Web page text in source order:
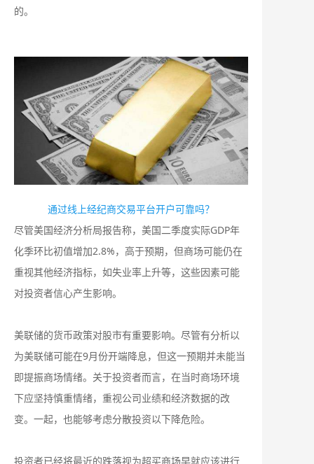
的。
通过线上经纪商交易平台开户可靠吗？
尽管美国经济分析局报告称，美国二季度实际GDP年
化季环比初值增加2.8%，高于预期，但商场可能仍在
重视其他经济指标，如失业率上升等，这些因素可能
对投资者信心产生影响。
美联储的货币政策对股市有重要影响。尽管有分析以
为美联储可能在9月份开端降息，但这一预期并未能当
即提振商场情绪。关于投资者而言，在当时商场环境
下应坚持慎重情绪，重视公司业绩和经济数据的改
变。一起，也能够考虑分散投资以下降危险。
投资者已经将最近的跌落视为超买商场早就应该进行